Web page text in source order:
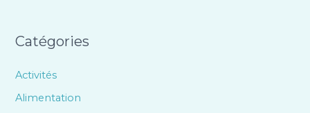
Catégories
Activités
Alimentation